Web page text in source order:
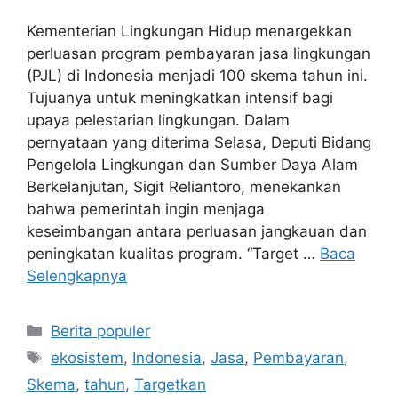
Kementerian Lingkungan Hidup menargekkan
perluasan program pembayaran jasa lingkungan
(PJL) di Indonesia menjadi 100 skema tahun ini.
Tujuanya untuk meningkatkan intensif bagi
upaya pelestarian lingkungan. Dalam
pernyataan yang diterima Selasa, Deputi Bidang
Pengelola Lingkungan dan Sumber Daya Alam
Berkelanjutan, Sigit Reliantoro, menekankan
bahwa pemerintah ingin menjaga
keseimbangan antara perluasan jangkauan dan
peningkatan kualitas program. “Target … Baca
Selengkapnya
Kategori
Berita populer
Tag
ekosistem, Indonesia,Jasa, Pembayaran,
Skema, tahun, Targetkan